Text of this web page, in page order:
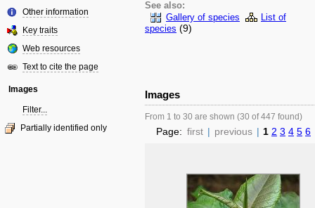
Other information
Key traits
Web resources
Text to cite the page
Images
Filter...
Partially identified only
See also:
Gallery of species
List of
species (9)
Images
From 1 to 30 are shown (30 of 447 found)
Page: first | previous | 1 2 3 4 5 6